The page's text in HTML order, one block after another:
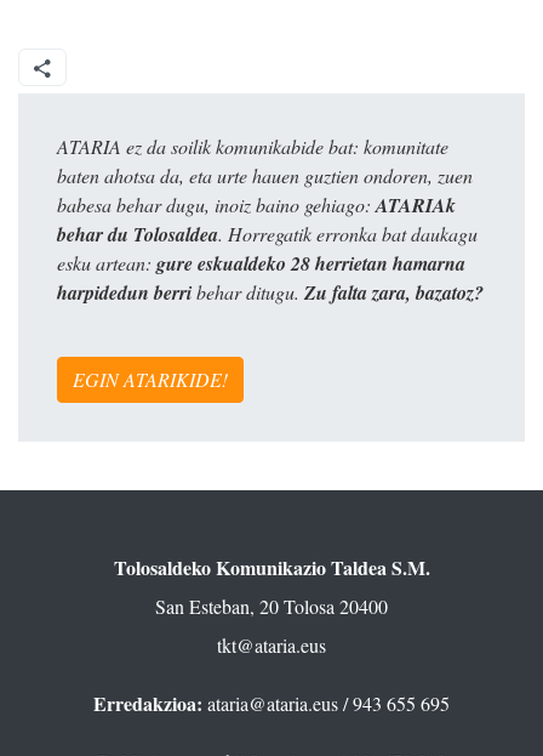
ATARIA ez da soilik komunikabide bat: komunitate
baten ahotsa da, eta urte hauen guztien ondoren, zuen
babesa behar dugu, inoiz baino gehiago: ATARIAk
behar du Tolosaldea. Horregatik erronka bat daukagu
esku artean: gure eskualdeko 28 herrietan hamarna
harpidedun berribehar ditugu. Zu falta zara, bazatoz?
EGIN ATARIKIDE!
Tolosaldeko Komunikazio Taldea S.M.
San Esteban, 20 Tolosa 20400
tkt@ataria.eus
Erredakzioa: ataria@ataria.eus/ 943 655 695